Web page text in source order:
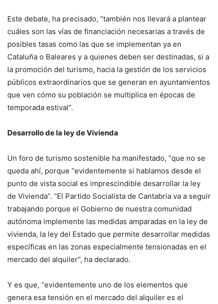
Este debate, ha precisado, “también nos llevará a plantear
cuáles son las vías de financiación necesarias a través de
posibles tasas como las que se implementan ya en
Cataluña o Baleares y a quienes deben ser destinadas, si a
la promoción del turismo, hacia la gestión de los servicios
públicos extraordinarios que se generan en ayuntamientos
que ven cómo su población se multiplica en épocas de
temporada estival”.
Desarrollo de la ley de Vivienda
Un foro de turismo sostenible ha manifestado, “que no se
queda ahí, porque “evidentemente si hablamos desde el
punto de vista social es imprescindible desarrollar la ley
de Vivienda”. “El Partido Socialista de Cantabria va a seguir
trabajando porque el Gobierno de nuestra comunidad
autónoma implemente las medidas amparadas en la ley de
vivienda, la ley del Estado que permite desarrollar medidas
específicas en las zonas especialmente tensionadas en el
mercado del alquiler”, ha declarado.
Y es que, “evidentemente uno de los elementos que
genera esa tensión en el mercado del alquiler es el